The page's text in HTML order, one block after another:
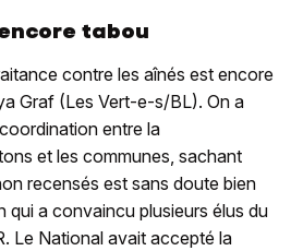
tabou
contre les aînés est encore
Graf (Les Vert-e-s/BL). On a
entre la
et les communes, sachant
recensés est sans doute bien
qui a convaincu plusieurs élus du
Le National avait accepté la